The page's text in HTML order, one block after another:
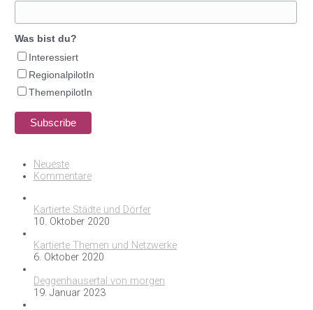
Was bist du?
Interessiert
RegionalpilotIn
ThemenpilotIn
Neueste
Kommentare
Kartierte Städte und Dörfer
10. Oktober 2020
Kartierte Themen und Netzwerke
6. Oktober 2020
Deggenhausertal von morgen
19. Januar 2023